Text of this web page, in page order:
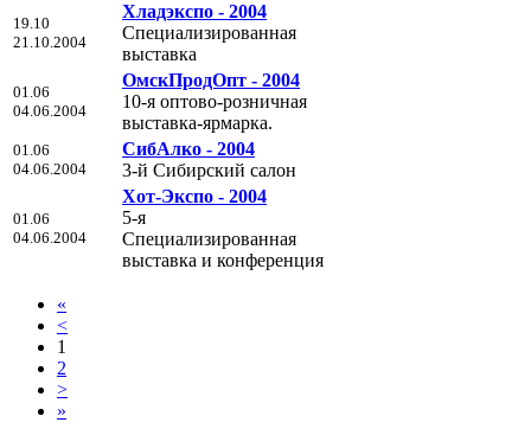
19.10
21.10.2004
Хладэкспо - 2004
Специализированная
выставка
01.06
04.06.2004
ОмскПродОпт - 2004
10-я оптово-розничная
выставка-ярмарка.
01.06
04.06.2004
СибАлко - 2004
3-й Сибирский салон
01.06
04.06.2004
Хот-Экспо - 2004
5-я
Специализированная
выставка и конференция
«
<
1
2
>
»